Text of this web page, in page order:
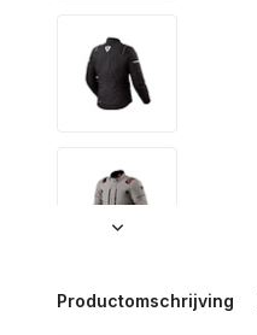
Productomschrijving